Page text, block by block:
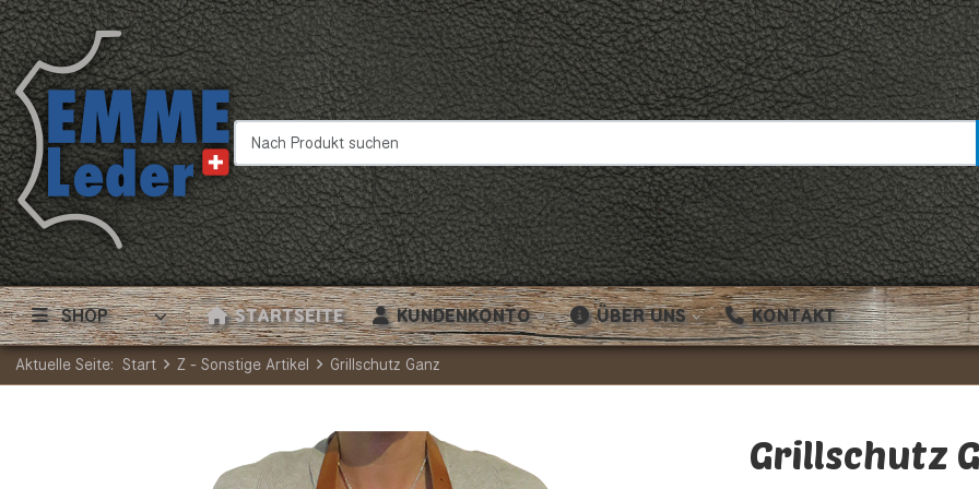
Nach Produkt suchen
SHOP STARTSEITE KUNDENKONTO ÜBER UNS KONTAKT
Aktuelle Seite: Start Z - Sonstige Artikel Grillschutz Ganz
Grillschutz